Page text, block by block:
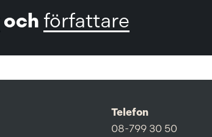
och författare
Telefon
08-799 30 50